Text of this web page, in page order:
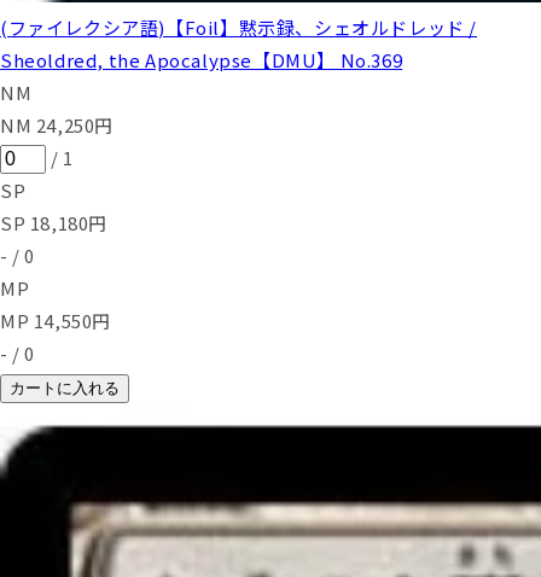
(ファイレクシア語)【Foil】黙示録、シェオルドレッド /
Sheoldred, the Apocalypse【DMU】 No.369
NM
NM 24,250円
/ 1
SP
SP 18,180円
- / 0
MP
MP 14,550円
- / 0
カートに入れる